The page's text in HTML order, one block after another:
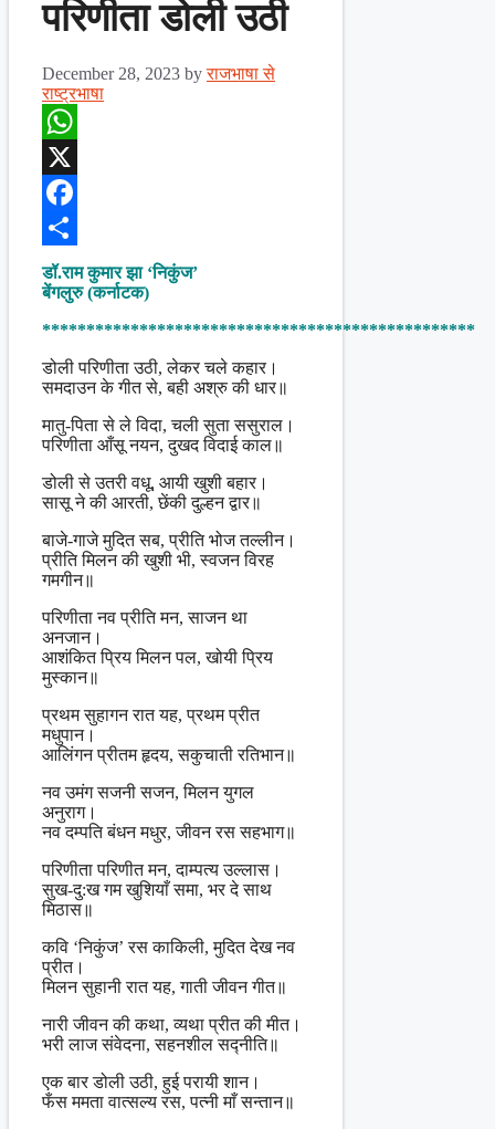
परिणीता डोली उठी
December 28, 2023 byराजभाषा से
राष्ट्रभाषा
WhatsApp
X
Facebook
Share
डॉ.राम कुमार झा ‘निकुंज’
बेंगलुरु (कर्नाटक)
*************************************************
डोली परिणीता उठी, लेकर चले कहार।
समदाउन के गीत से, बही अश्रु की धार॥
मातु-पिता से ले विदा, चली सुता ससुराल।
परिणीता आँसू नयन, दुखद विदाई काल॥
डोली से उतरी वधू, आयी खुशी बहार।
सासू ने की आरती, छेंकी दुल्हन द्वार॥
बाजे-गाजे मुदित सब, प्रीति भोज तल्लीन।
प्रीति मिलन की खुशी भी, स्वजन विरह
गमगीन॥
परिणीता नव प्रीति मन, साजन था
अनजान।
आशंकित प्रिय मिलन पल, खोयी प्रिय
मुस्कान॥
प्रथम सुहागन रात यह, प्रथम प्रीत
मधुपान।
आलिंगन प्रीतम हृदय, सकुचाती रतिभान॥
नव उमंग सजनी सजन, मिलन युगल
अनुराग।
नव दम्पति बंधन मधुर, जीवन रस सहभाग॥
परिणीता परिणीत मन, दाम्पत्य उल्लास।
सुख-दु:ख गम खुशियाँ समा, भर दे साथ
मिठास॥
कवि ‘निकुंज’ रस काकिली, मुदित देख नव
प्रीत।
मिलन सुहानी रात यह, गाती जीवन गीत॥
नारी जीवन की कथा, व्यथा प्रीत की मीत।
भरी लाज संवेदना, सहनशील सद्नीति॥
एक बार डोली उठी, हुई परायी शान।
फँस ममता वात्सल्य रस, पत्नी माँ सन्तान॥